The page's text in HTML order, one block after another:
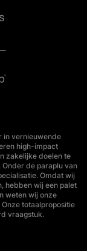
in vernieuwende
high-impact
zakelijke doelen te
de paraplu van
Omdat wij
hebben wij een palet
weten wij onze
totaalpropositie
vraagstuk.